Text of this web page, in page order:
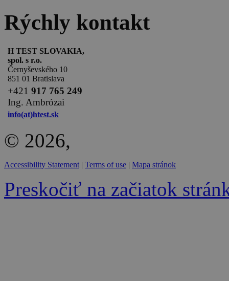
Rýchly kontakt
H TEST SLOVAKIA,
spol. s r.o.
Černyševského 10
851 01 Bratislava
+421 917 765 249
Ing. Ambrózai
info(at)htest.sk
© 2026,
Accessibility Statement | Terms of use | Mapa stránok
Preskočiť na začiatok